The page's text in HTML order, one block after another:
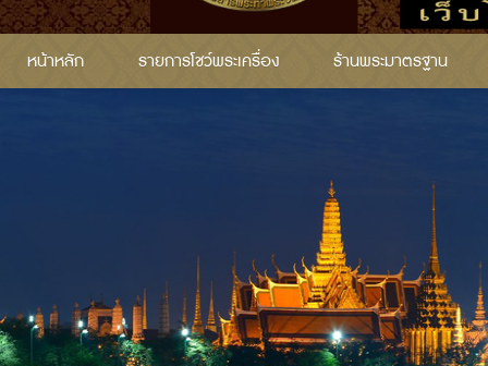
หน้าหลัก รายการโชว์พระเครื่อง ร้านพระมาตรฐาน